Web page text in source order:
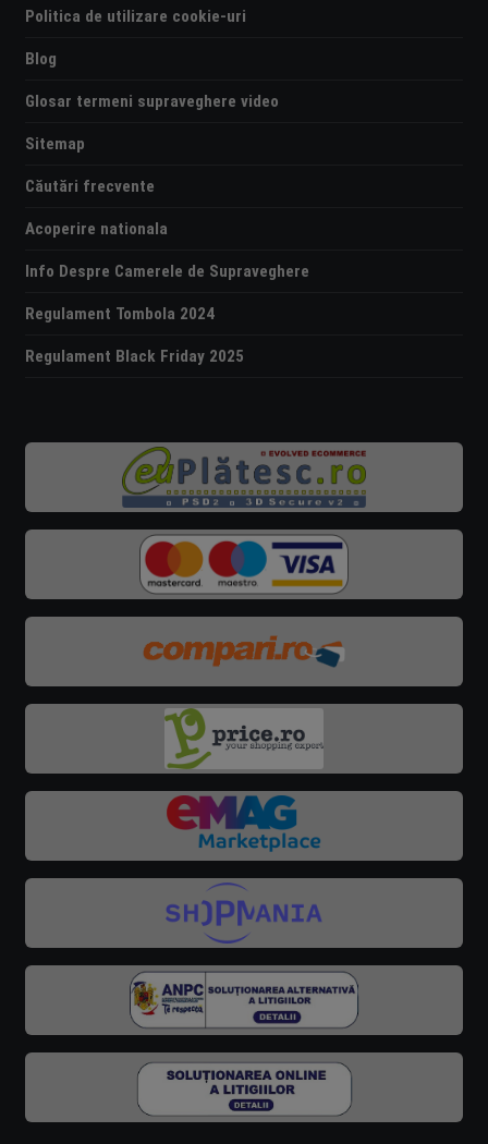
Politica de utilizare cookie-uri
Blog
Glosar termeni supraveghere video
Sitemap
Căutări frecvente
Acoperire nationala
Info Despre Camerele de Supraveghere
Regulament Tombola 2024
Regulament Black Friday 2025